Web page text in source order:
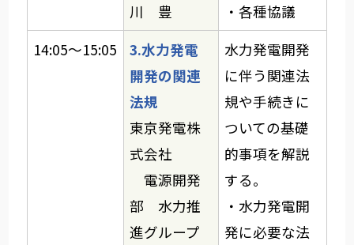
川 豊
・各種協議
14:05～15:05
3.水力発電
開発の関連
法規
東京発電株
式会社
電源開発
部 水力推
進グループ
水力発電開発
に伴う関連法
規や手続きに
ついての基礎
的事項を解説
する。
・水力発電開
発に必要な法